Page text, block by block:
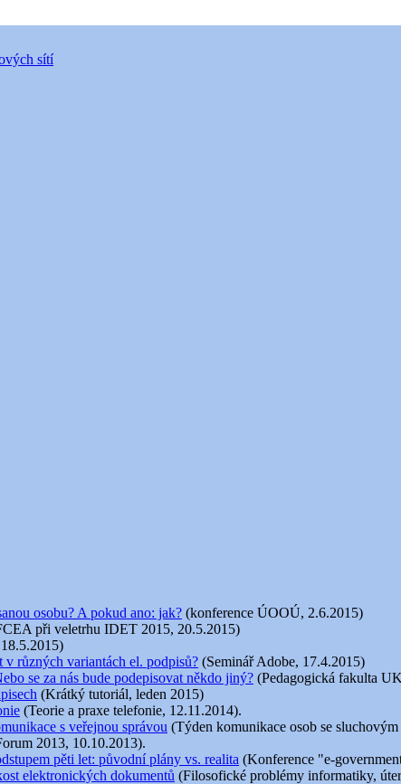
sítí
osobu? A pokud ano: jak? (konference ÚOOÚ, 2.6.2015)
při veletrhu IDET 2015, 20.5.2015)
různých variantách el. podpisů? (Seminář Adobe, 17.4.2015)
se za nás bude podepisovat někdo jiný? (Pedagogická fakulta
(Krátký tutoriál, leden 2015)
(Teorie a praxe telefonie, 12.11.2014).
s veřejnou správou (Týden komunikace osob se
2013, 10.10.2013).
pěti let: původní plány vs. realita (Konference "e-
elektronických dokumentů (Filosofické problémy informatiky,